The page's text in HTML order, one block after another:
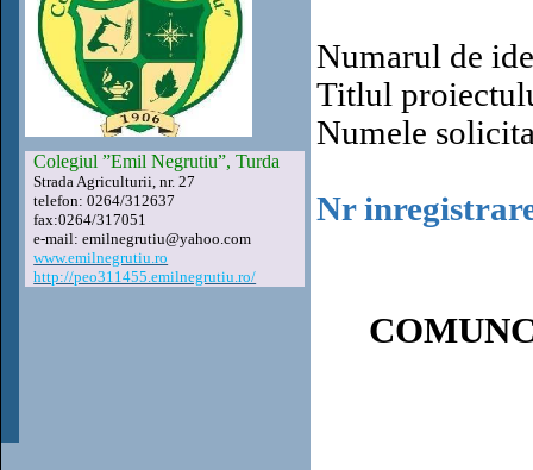
Colegiul ”Emil Negrutiu”, Turda
Strada Agriculturii, nr. 27
telefon: 0264/312637
fax:0264/317051
e-mail: emilnegrutiu@yahoo.com
www.emilnegrutiu.ro
http://peo311455.emilnegrutiu.ro/
Numarul de
Titlul
Numele
Nr